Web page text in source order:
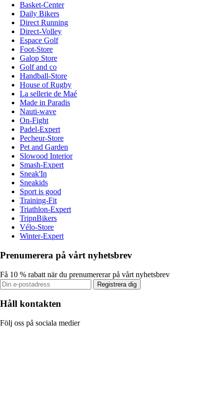
Basket-Center
Daily Bikers
Direct Running
Direct-Volley
Espace Golf
Foot-Store
Galop Store
Golf and co
Handball-Store
House of Rugby
La sellerie de Maé
Made in Paradis
Nauti-wave
On-Fight
Padel-Expert
Pecheur-Store
Pet and Garden
Slowood Interior
Smash-Expert
Sneak'In
Sneakids
Sport is good
Training-Fit
Triathlon-Expert
TripnBikers
Vélo-Store
Winter-Expert
Prenumerera på vårt nyhetsbrev
Få 10 % rabatt när du prenumererar på vårt nyhetsbrev
Registrera dig
Håll kontakten
Följ oss på sociala medier